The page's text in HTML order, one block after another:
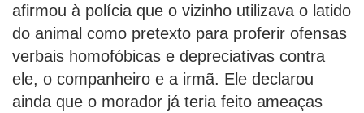
afirmou à polícia que o vizinho utilizava o latido
do animal como pretexto para proferir ofensas
verbais homofóbicas e depreciativas contra
ele, o companheiro e a irmã. Ele declarou
ainda que o morador já teria feito ameaças